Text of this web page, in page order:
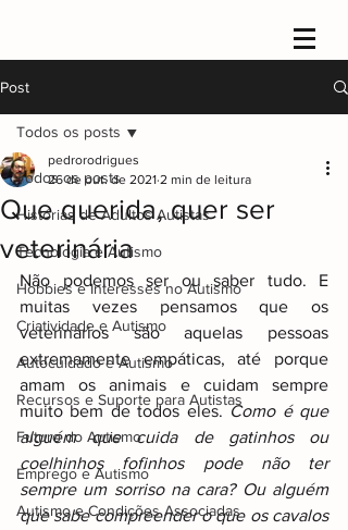
Post
Todos os posts
Histórias de Adultos Autistas
Tecnologia e Autismo
Hobbies e Interesses no Autismo
Criatividade e Autismo
Autocuidado e Autismo
Recursos e Suporte para Autistas
Futuro do Autismo
Emprego e Autismo
Autismo e Condições Associadas
Todos os posts
Que querida, quer ser
veterinária
pedrorodrigues
26 de out. de 2021 2 min de leitura
Não podemos ser ou saber tudo. E
muitas vezes pensamos que os
veterinários são aquelas pessoas
extremamente empáticas, até porque
amam os animais e cuidam sempre
muito bem de todos eles. Como é que
alguém que cuida de gatinhos ou
coelhinhos fofinhos pode não ter
sempre um sorriso na cara? Ou alguém
que sabe compreender o que os cavalos